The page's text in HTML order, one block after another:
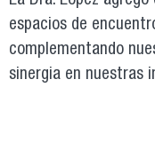
espacios de
complementando
sinergia en nuestras